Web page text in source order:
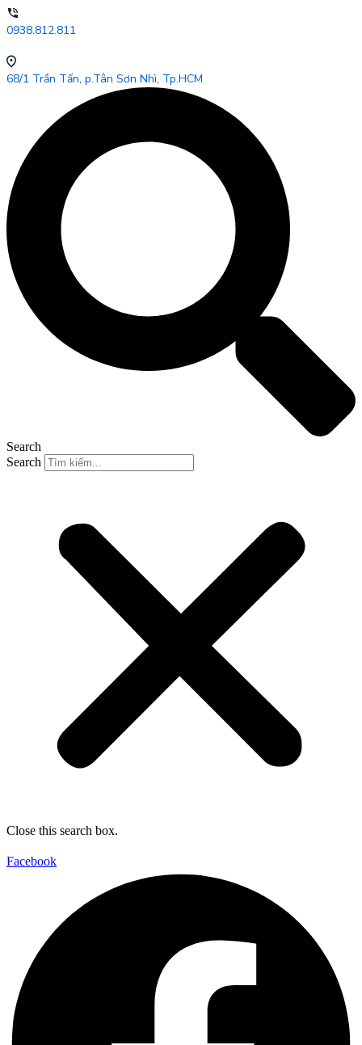
0938.812.811
68/1 Trần Tấn, p.Tân Sơn Nhì, Tp.HCM
Search
Search
Close this search box.
Facebook